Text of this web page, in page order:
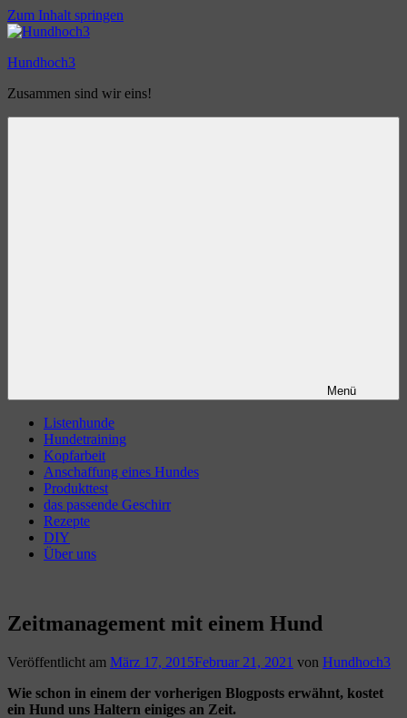
Zum Inhalt springen
Hundhoch3
Zusammen sind wir eins!
Menü
Listenhunde
Hundetraining
Kopfarbeit
Anschaffung eines Hundes
Produkttest
das passende Geschirr
Rezepte
DIY
Über uns
Zeitmanagement mit einem Hund
Veröffentlicht am März 17, 2015Februar 21, 2021 von Hundhoch3
Wie schon in einem der vorherigen Blogposts erwähnt, kostet
ein Hund uns Haltern einiges an Zeit.